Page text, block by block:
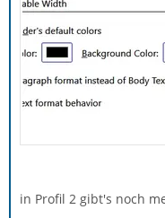
in Profil 2 gibt's noch